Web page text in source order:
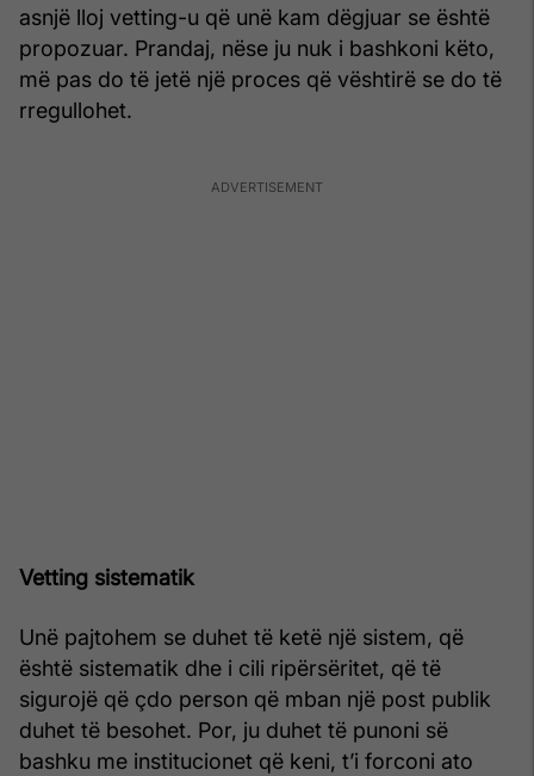
asnjë lloj vetting-u që unë kam dëgjuar se është
propozuar. Prandaj, nëse ju nuk i bashkoni këto,
më pas do të jetë një proces që vështirë se do të
rregullohet.
Vetting sistematik
Unë pajtohem se duhet të ketë një sistem, që
është sistematik dhe i cili ripërsëritet, që të
sigurojë që çdo person që mban një post publik
duhet të besohet. Por, ju duhet të punoni së
bashku me institucionet që keni, t’i forconi ato